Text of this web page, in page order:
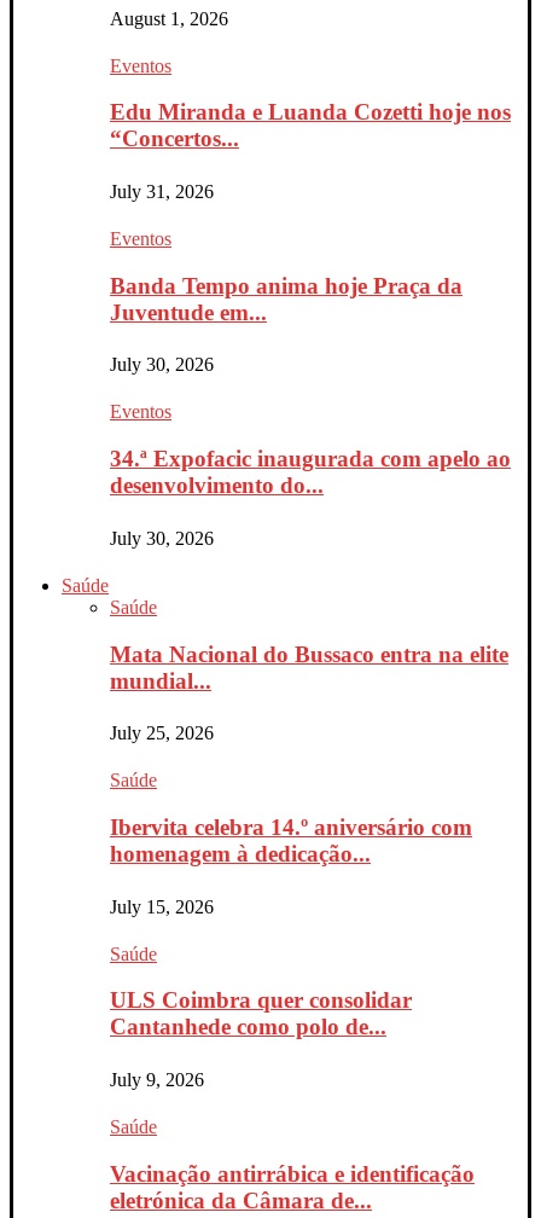
August 1, 2026
Eventos
Edu Miranda e Luanda Cozetti hoje nos
“Concertos...
July 31, 2026
Eventos
Banda Tempo anima hoje Praça da
Juventude em...
July 30, 2026
Eventos
34.ª Expofacic inaugurada com apelo ao
desenvolvimento do...
July 30, 2026
Saúde
Saúde
Mata Nacional do Bussaco entra na elite
mundial...
July 25, 2026
Saúde
Ibervita celebra 14.º aniversário com
homenagem à dedicação...
July 15, 2026
Saúde
ULS Coimbra quer consolidar
Cantanhede como polo de...
July 9, 2026
Saúde
Vacinação antirrábica e identificação
eletrónica da Câmara de...